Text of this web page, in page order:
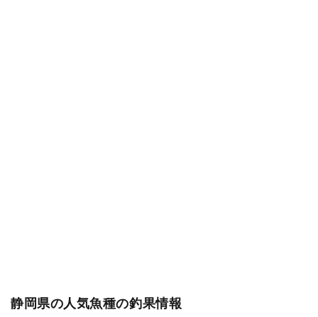
静岡県の人気魚種の釣果情報